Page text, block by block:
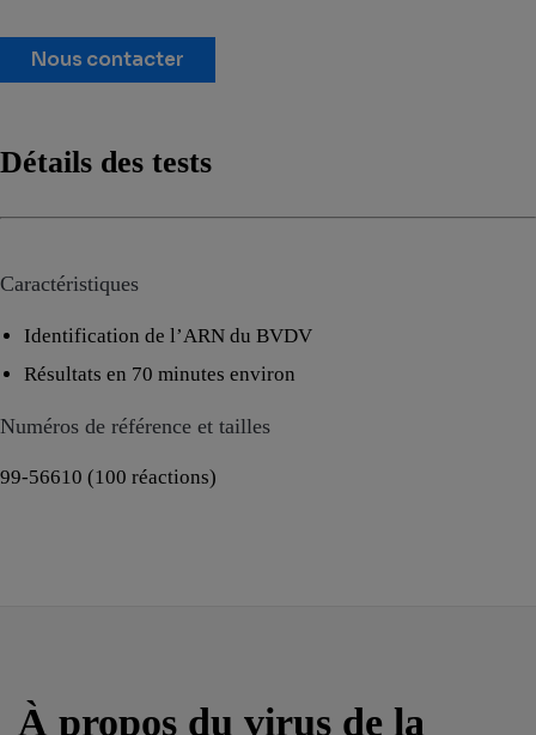
Nous contacter
Détails des tests
Caractéristiques
Identification de l’ARN du BVDV
Résultats en 70 minutes environ
Numéros de référence et tailles
99-56610 (100 réactions)
À propos du virus de la